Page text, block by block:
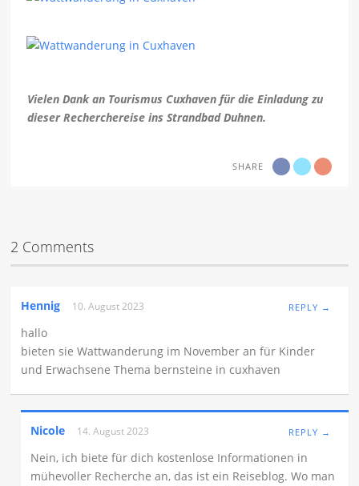
Vielen Dank an Tourismus Cuxhaven für die Einladung zu
dieser Recherchereise ins Strandbad Duhnen.
SHARE
2 Comments
Hennig 10. August 2023 REPLY →
hallo
bieten sie Wattwanderung im November an für Kinder
und Erwachsene Thema bernsteine in cuxhaven
Nicole 14. August 2023 REPLY →
Nein, ich biete für dich kostenlose Informationen in
mühevoller Recherche an, das ist ein Reiseblog. Wo man